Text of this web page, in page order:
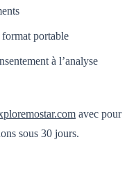
portable
à l’analyse
avec pour
sous 30 jours.